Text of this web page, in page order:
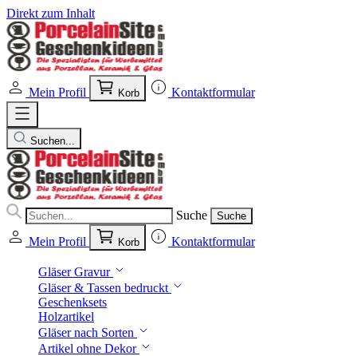
Direkt zum Inhalt
Mein Profil Korb Kontaktformular
Suchen...
Suche Suche
Mein Profil Korb Kontaktformular
Gläser Gravur
Gläser & Tassen bedruckt
Geschenksets
Holzartikel
Gläser nach Sorten
Artikel ohne Dekor